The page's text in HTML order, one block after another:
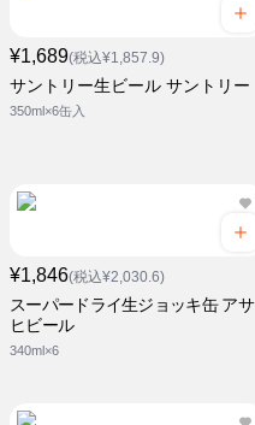
¥1,689(税込¥1,857.9)
サントリー生ビール サントリー
350ml×6缶入
¥1,846(税込¥2,030.6)
スーパードライ生ジョッキ缶 アサ
ヒビール
340ml×6